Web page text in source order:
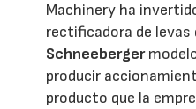
Machinery ha
rectificadora de levas
Schneeberger
producir
producto que la